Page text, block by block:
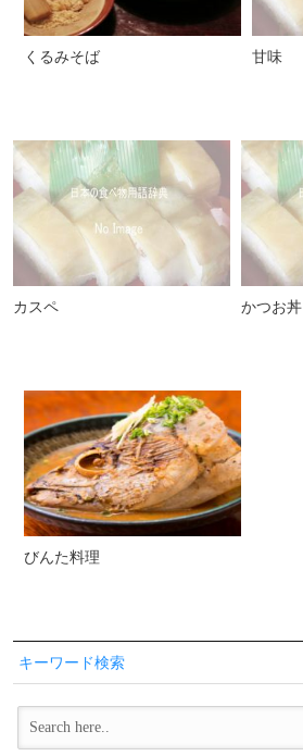
くるみそば 甘味
カスペ かつお丼
びんた料理
キーワード検索